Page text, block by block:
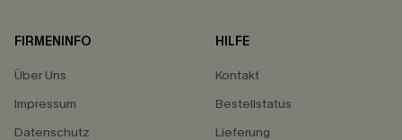
FIRMENINFO
Über Uns
Impressum
Datenschutz
HILFE
Kontakt
Bestellstatus
Lieferung